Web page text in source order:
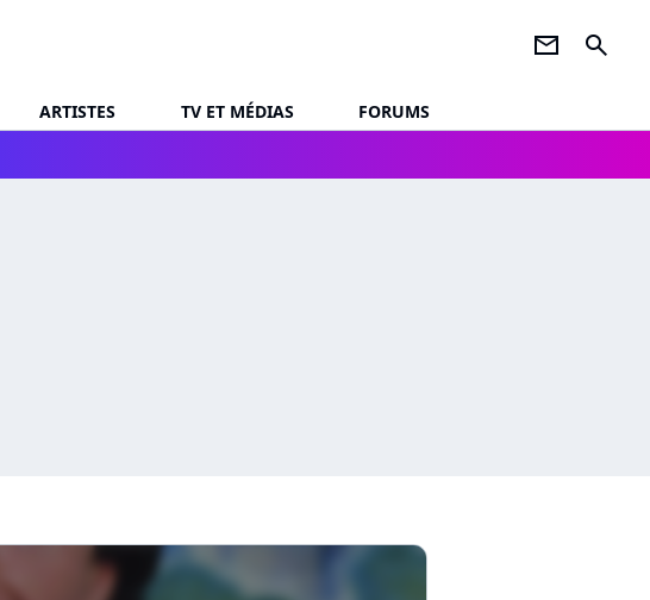
newsletter search
ARTISTES TV ET MÉDIAS
FORUMS